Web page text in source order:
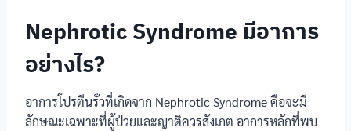
Nephrotic Syndrome มีอาการ
อย่างไร?
อาการโปรตีนรั่วที่เกิดจาก Nephrotic Syndrome คือจะมี
ลักษณะเฉพาะที่ผู้ป่วยและญาติควรสังเกต อาการหลักที่พบ